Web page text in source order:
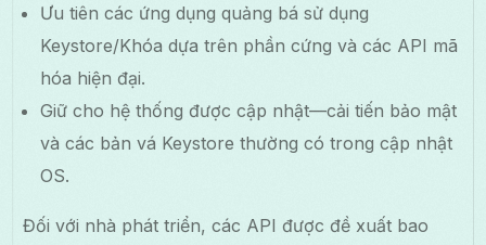
Ưu tiên các ứng dụng quảng bá sử dụng
Keystore/Khóa dựa trên phần cứng và các API mã
hóa hiện đại.
Giữ cho hệ thống được cập nhật—cải tiến bảo mật
và các bản vá Keystore thường có trong cập nhật
OS.
Đối với nhà phát triển, các API được đề xuất bao